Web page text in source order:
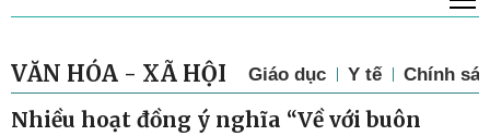
VĂN HÓA - XÃ HỘI Giáo dục Y tế Chính
Nhiều hoạt đồng ý nghĩa “Về với buôn